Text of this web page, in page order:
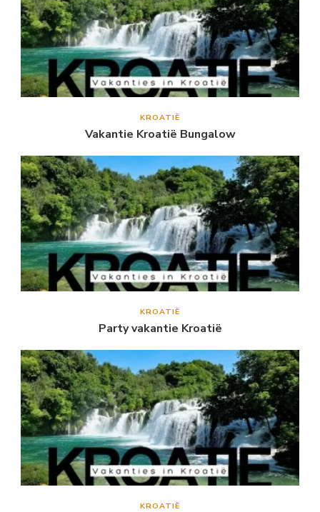
KROATIË
Vakantie Kroatië Bungalow
KROATIË
Party vakantie Kroatië
KROATIË